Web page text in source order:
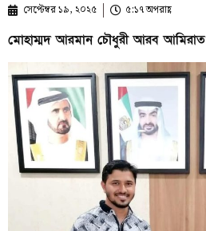
সেপ্টেম্বর ১৯, ২০২৫ ৫:১৭ অপরাহ্ণ
মোহাম্মদ আরমান চৌধুরী আরব আমিরাত